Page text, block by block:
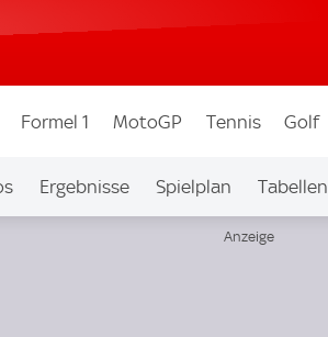
Formel 1 MotoGP Tennis Golf
Ergebnisse Spielplan Tabellen